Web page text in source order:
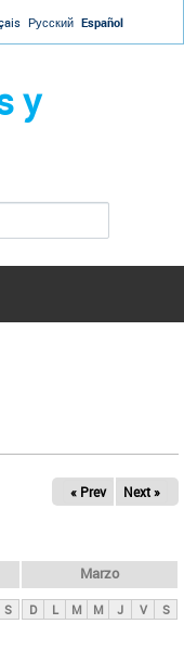
Русский Español
y
« Prev Next »
S
Marzo
D L M M J V S